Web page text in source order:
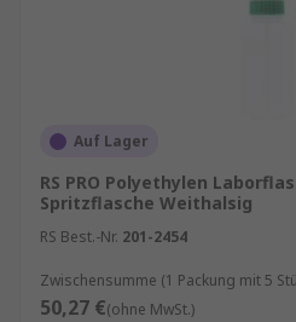
Auf Lager
RS PRO Polyethylen
Spritzflasche Weithalsig
RS Best.-Nr. 201-2454
Zwischensumme (1 Packung mit 5
50,27 €(ohne MwSt.)